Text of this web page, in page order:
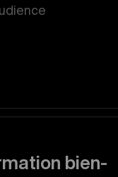
Peach
bien-